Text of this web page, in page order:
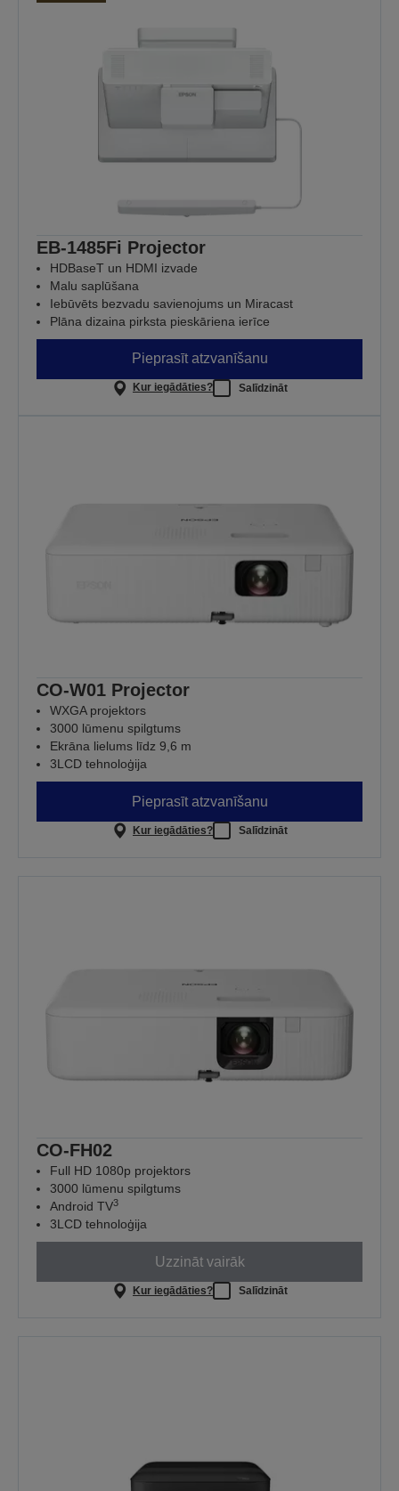
EB-1485Fi Projector
HDBaseT un HDMI izvade
Malu saplūšana
Iebūvēts bezvadu savienojums un Miracast
Plāna dizaina pirksta pieskāriena ierīce
Pieprasīt atzvanīšanu
Kur iegādāties? Salīdzināt
CO-W01 Projector
WXGA projektors
3000 lūmenu spilgtums
Ekrāna lielums līdz 9,6 m
3LCD tehnoloģija
Pieprasīt atzvanīšanu
Kur iegādāties? Salīdzināt
CO-FH02
Full HD 1080p projektors
3000 lūmenu spilgtums
Android TV3
3LCD tehnoloģija
Uzzināt vairāk
Kur iegādāties? Salīdzināt